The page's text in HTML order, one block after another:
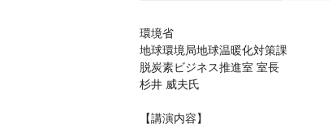
環境省
地球環境局地球温暖化対策課
脱炭素ビジネス推進室 室長
杉井 威夫氏
【講演内容】